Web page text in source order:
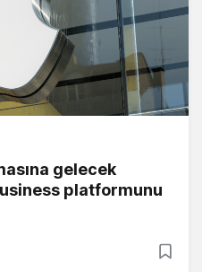
gelecek
platformunu